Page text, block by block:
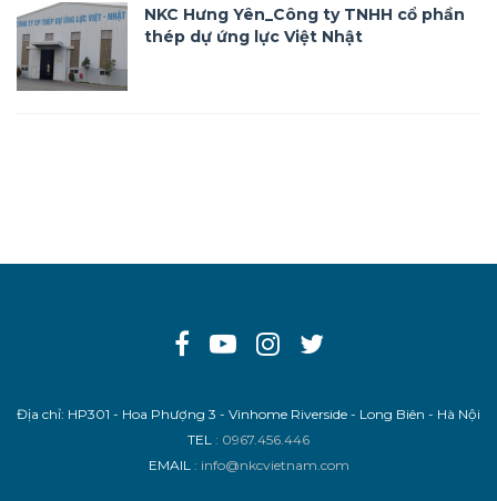
NKC Hưng Yên_Công ty TNHH cổ phần
thép dự ứng lực Việt Nhật
Địa chỉ: HP301 - Hoa Phượng 3 - Vinhome Riverside - Long Biên - Hà Nội
TEL : 0967.456.446
EMAIL : info@nkcvietnam.com